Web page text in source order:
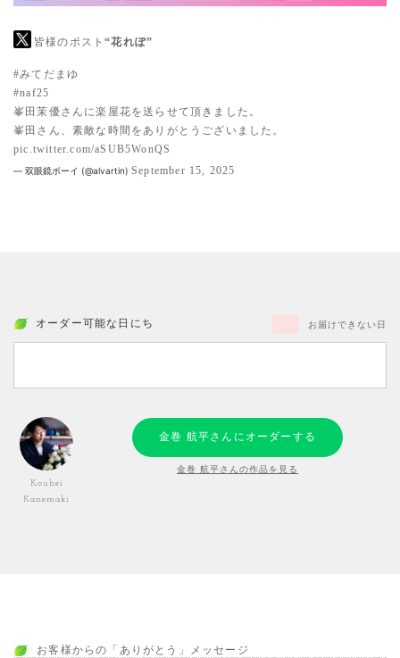
皆様のポスト“花れぽ”
#みてだまゆ
#naf25
峯田茉優さんに楽屋花を送らせて頂きました。
峯田さん、素敵な時間をありがとうございました。
pic.twitter.com/aSUB5WonQS
— 双眼鏡ボーイ (@alvartin) September 15, 2025
オーダー可能な日にち お届けできない日
Kouhei
Kanemaki
金巻 航平さんにオーダーする
金巻 航平さんの作品を見る
お客様からの「ありがとう」メッセージ